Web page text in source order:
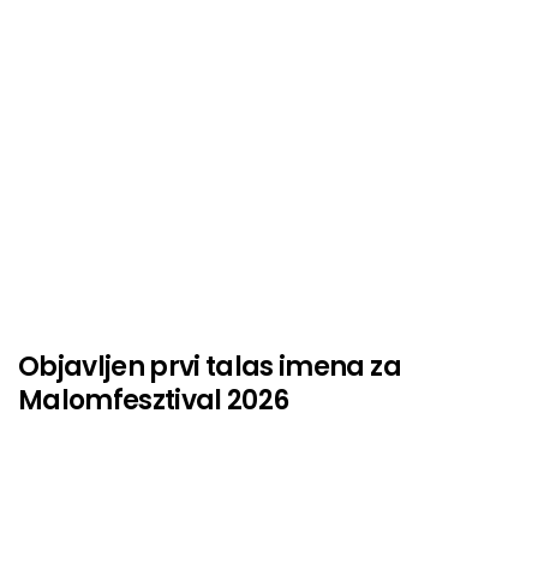
Objavljen prvi talas imena za
Malomfesztival 2026